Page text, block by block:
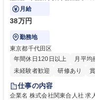
月給
38万円
勤務地
東京都千代田区
年間休日120日以上
月平均
未経験者歓迎
研修あり
仕事の内容
企業名 株式会社関東合人社 求人名 未経験・ベテラン歓迎【お茶の水】マ